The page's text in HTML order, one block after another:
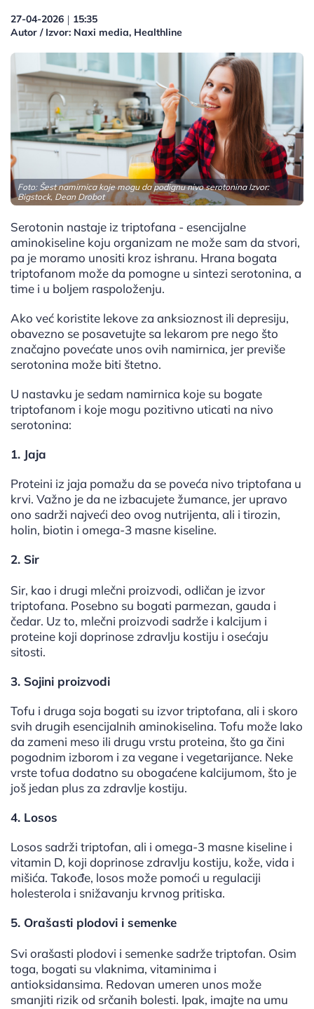
27-04-2026 | 15:35
Autor / Izvor: Naxi media, Healthline
Foto: Šest namirnica koje mogu da podignu nivo serotonina Izvor:
Bigstock, Dean Drobot
Serotonin nastaje iz triptofana - esencijalne
aminokiseline koju organizam ne može sam da stvori,
pa je moramo unositi kroz ishranu. Hrana bogata
triptofanom može da pomogne u sintezi serotonina, a
time i u boljem raspoloženju.
Ako već koristite lekove za anksioznost ili depresiju,
obavezno se posavetujte sa lekarom pre nego što
značajno povećate unos ovih namirnica, jer previše
serotonina može biti štetno.
U nastavku je sedam namirnica koje su bogate
triptofanom i koje mogu pozitivno uticati na nivo
serotonina:
1. Jaja
Proteini iz jaja pomažu da se poveća nivo triptofana u
krvi. Važno je da ne izbacujete žumance, jer upravo
ono sadrži najveći deo ovog nutrijenta, ali i tirozin,
holin, biotin i omega-3 masne kiseline.
2. Sir
Sir, kao i drugi mlečni proizvodi, odličan je izvor
triptofana. Posebno su bogati parmezan, gauda i
čedar. Uz to, mlečni proizvodi sadrže i kalcijum i
proteine koji doprinose zdravlju kostiju i osećaju
sitosti.
3. Sojini proizvodi
Tofu i druga soja bogati su izvor triptofana, ali i skoro
svih drugih esencijalnih aminokiselina. Tofu može lako
da zameni meso ili drugu vrstu proteina, što ga čini
pogodnim izborom i za vegane i vegetarijance. Neke
vrste tofua dodatno su obogaćene kalcijumom, što je
još jedan plus za zdravlje kostiju.
4. Losos
Losos sadrži triptofan, ali i omega-3 masne kiseline i
vitamin D, koji doprinose zdravlju kostiju, kože, vida i
mišića. Takođe, losos može pomoći u regulaciji
holesterola i snižavanju krvnog pritiska.
5. Orašasti plodovi i semenke
Svi orašasti plodovi i semenke sadrže triptofan. Osim
toga, bogati su vlaknima, vitaminima i
antioksidansima. Redovan umeren unos može
smanjiti rizik od srčanih bolesti. Ipak, imajte na umu